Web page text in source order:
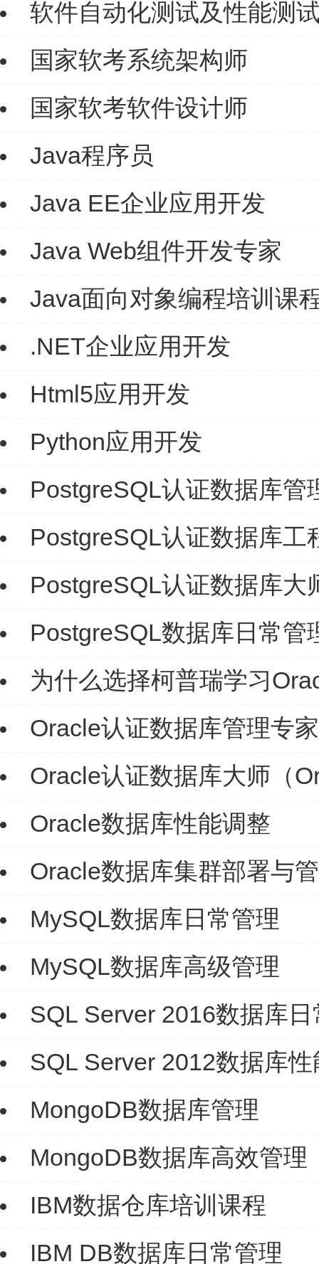
软件自动化测试及性能测
国家软考系统架构师
国家软考软件设计师
Java程序员
Java EE企业应用开发
Java Web组件开发专家
Java面向对象编程培训课
.NET企业应用开发
Html5应用开发
Python应用开发
PostgreSQL认证数据库管
PostgreSQL认证数据库工
PostgreSQL认证数据库大
PostgreSQL数据库日常管
为什么选择柯普瑞学习
Oracle认证数据库管理专
Oracle认证数据库大师（
Oracle数据库性能调整
Oracle数据库集群部署与
MySQL数据库日常管理
MySQL数据库高级管理
SQL Server 2016数据库
SQL Server 2012数据库
MongoDB数据库管理
MongoDB数据库高效管理
IBM数据仓库培训课程
IBM DB数据库日常管理